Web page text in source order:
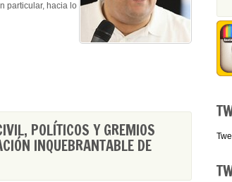
particular, hacia lo
POLÍTICOS Y GREMIOS
INQUEBRANTABLE DE